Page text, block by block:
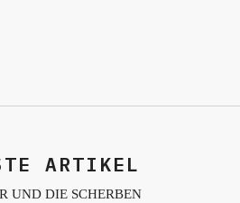
ARTIKEL
UND DIE SCHERBEN